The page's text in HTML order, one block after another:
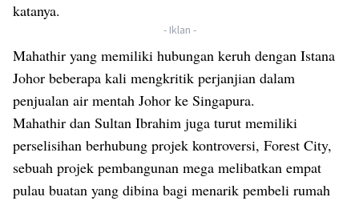
katanya.
- Iklan -
Mahathir yang memiliki hubungan keruh dengan Istana
Johor beberapa kali mengkritik perjanjian dalam
penjualan air mentah Johor ke Singapura.
Mahathir dan Sultan Ibrahim juga turut memiliki
perselisihan berhubung projek kontroversi, Forest City,
sebuah projek pembangunan mega melibatkan empat
pulau buatan yang dibina bagi menarik pembeli rumah